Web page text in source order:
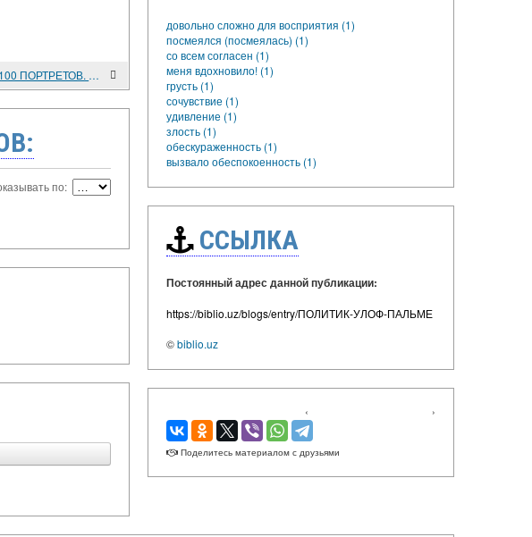
Л. ФАДЕЕВА, М. ЛАПТЕВА. 100 ПОРТРЕТОВ. КТО ПРАВИЛ МИРОМ. ОЧЕРКИ О ПОЛИТИЧЕСКИХ ДЕЯТЕЛЯХ XVIII-XX ВЕКОВ
по:
довольно сложно для восприятия (1)
посмеялся (посмеялась) (1)
со всем согласен (1)
меня вдохновило! (1)
грусть (1)
сочувствие (1)
удивление (1)
злость (1)
обескураженность (1)
вызвало обеспокоенность (1)
ССЫЛКА
Постоянный адрес данной публикации:
https://biblio.uz/blogs/entry/ПОЛИТИК-УЛОФ-ПАЛЬМЕ
©biblio.uz
‹ ›
Поделитесь материалом с друзьями